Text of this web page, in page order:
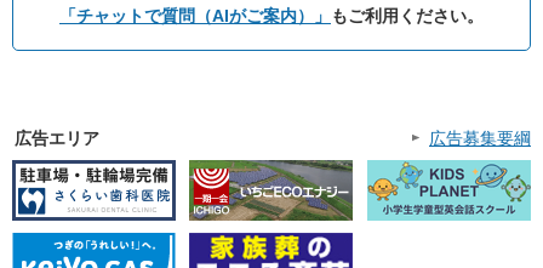
「チャットで質問（AIがご案内）」 もご利用ください。
広告エリア 広告募集要綱